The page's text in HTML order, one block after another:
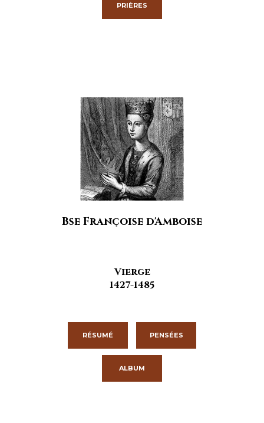
PRIÈRES
Bse Françoise d'Amboise
Vierge
1427-1485
RÉSUMÉ PENSÉES
ALBUM